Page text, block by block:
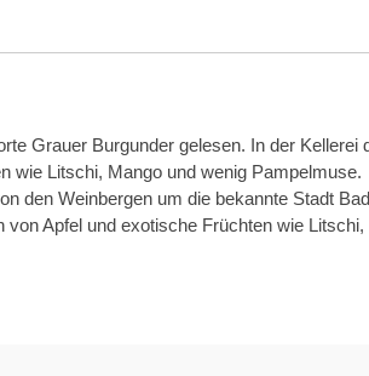
Grauer Burgunder gelesen. In der
wie Litschi, Mango und wenig Pampelmuse.
den Weinbergen um die bekannte Stadt
Apfel und exotische Früchten wie